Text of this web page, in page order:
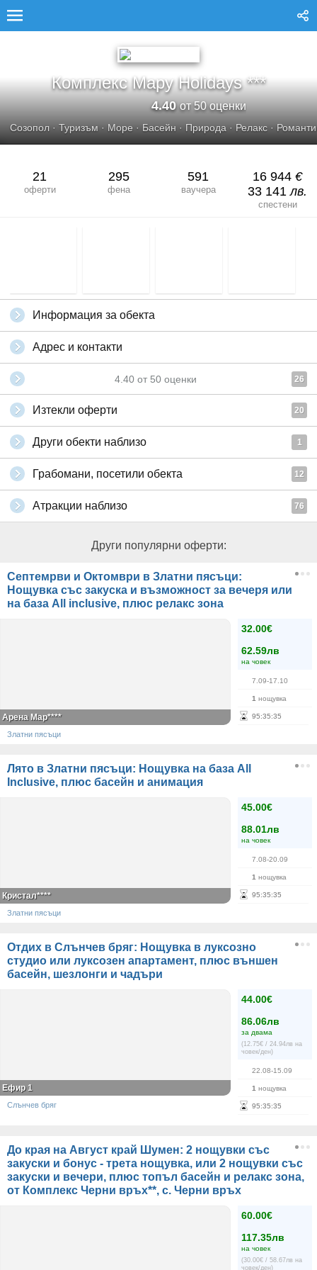
Комплекс Mapy Holidays ***
4.40от 50 оценки
Созопол· Туризъм · Море · Басейн · Природа · Релакс ·
21
оферти
295
фена
591
ваучера
16 944 €
33 141лв.
спестени
Информация за обекта
Адрес и контакти
4.40 от 50 оценки 26
Изтекли оферти 20
Други обекти наблизо 1
Грабомани, посетили обекта 12
Атракции наблизо 76
Други популярни оферти:
Септемрви и Октомври в Златни пясъци:
Нощувка със закуска и възможност за вечеря или
на база Аll inclusive, плюс релакс зона
32.00€
62.59лв
на човек
7.09-17.10
1 нощувка
95:35:35
Арена Мар****
Златни пясъци
Лято в Златни пясъци: Нощувка на база All
Inclusive, плюс басейн и анимация
45.00€
88.01лв
на човек
7.08-20.09
1 нощувка
95:35:35
Кристал****
Златни пясъци
Отдих в Слънчев бряг: Нощувка в луксозно
студио или луксозен апартамент, плюс външен
басейн, шезлонги и чадъри
44.00€
86.06лв
за двама
(12.75€ / 24.94лв на
човек/ден)
22.08-15.09
1 нощувка
95:35:35
Ефир 1
Слънчев бряг
До края на Август край Шумен: 2 нощувки със
закуски и бонус - трета нощувка, или 2 нощувки със
закуски и вечери, плюс топъл басейн и релакс зона,
от Комплекс Черни връх**, с. Черни връх
60.00€
117.35лв
на човек
(30.00€ / 58.67лв на
човек/ден)